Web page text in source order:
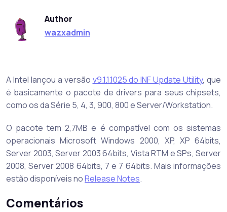
Author
wazxadmin
A Intel lançou a versão v9.1.1.1025 do INF Update Utility, que
é basicamente o pacote de drivers para seus chipsets,
como os da Série 5, 4, 3, 900, 800 e Server/Workstation.
O pacote tem 2,7MB e é compatível com os sistemas
operacionais Microsoft Windows 2000, XP, XP 64bits,
Server 2003, Server 2003 64bits, Vista RTM e SPs, Server
2008, Server 2008 64bits, 7 e 7 64bits. Mais informações
estão disponíveis noRelease Notes.
Comentários